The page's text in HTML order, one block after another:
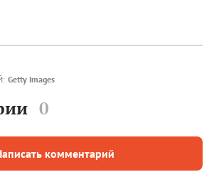
Getty Images
0
комментарий